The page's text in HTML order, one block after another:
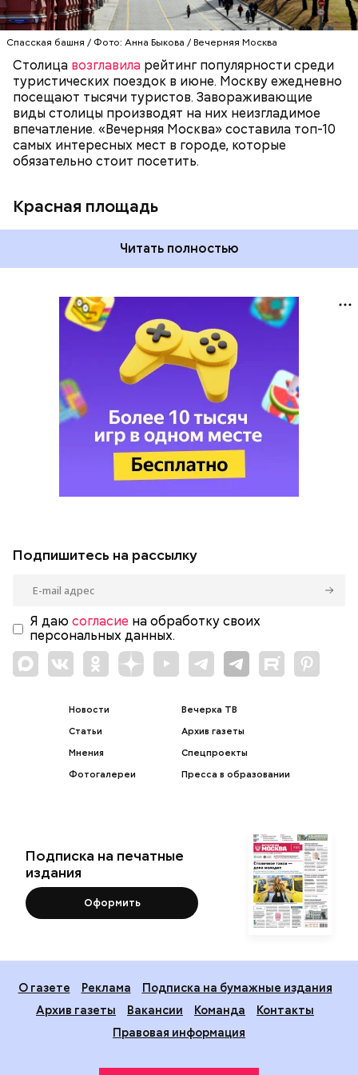
Спасская башня / Фото: Анна Быкова / Вечерняя Москва
Столица возглавила рейтинг популярности среди
туристических поездок в июне. Москву ежедневно
посещают тысячи туристов. Завораживающие
виды столицы производят на них неизгладимое
впечатление. «Вечерняя Москва» составила топ-10
самых интересных мест в городе, которые
обязательно стоит посетить.
Красная площадь
площади были включены в состав списка
Всемирного культурного наследия ЮНЕСКО.
Читать полностью
Подпишитесь на рассылку
Я даю согласие на обработку своих
персональных данных.
Новости
Статьи
Мнения
Фотогалереи
Вечерка ТВ
Архив газеты
Спецпроекты
Пресса в образовании
Подписка на печатные
издания
Оформить
О газете Реклама
Подписка на бумажные издания
Архив газеты
Вакансии Команда
Контакты
Правовая информация